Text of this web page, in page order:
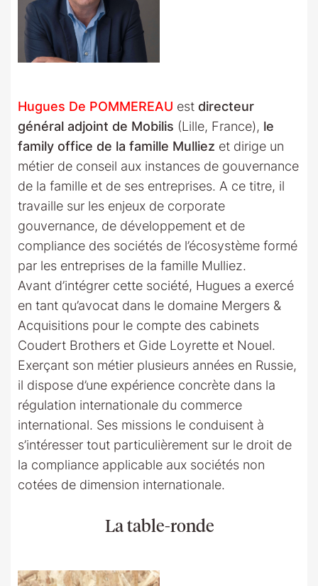
Hugues De POMMEREAU est directeur
général adjoint de Mobilis (Lille, France), le
family office de la famille Mulliez et dirige un
métier de conseil aux instances de gouvernance
de la famille et de ses entreprises. A ce titre, il
travaille sur les enjeux de corporate
gouvernance, de développement et de
compliance des sociétés de l’écosystème formé
par les entreprises de la famille Mulliez.
Avant d’intégrer cette société, Hugues a exercé
en tant qu’avocat dans le domaine Mergers &
Acquisitions pour le compte des cabinets
Coudert Brothers et Gide Loyrette et Nouel.
Exerçant son métier plusieurs années en Russie,
il dispose d’une expérience concrète dans la
régulation internationale du commerce
international. Ses missions le conduisent à
s’intéresser tout particulièrement sur le droit de
la compliance applicable aux sociétés non
cotées de dimension internationale.
La table-ronde